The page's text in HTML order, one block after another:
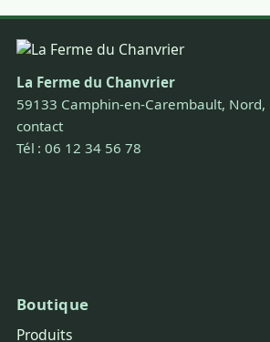
La Ferme du Chanvrier
59133 Camphin-en-Carembault, Nord,
contact
Tél : 06 12 34 56 78
Boutique
Produits